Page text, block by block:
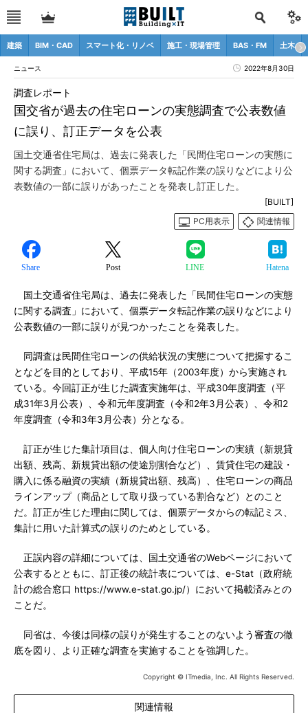
建築 BIM・CAD スマート化・リノベ 施工・現場管理 BAS・FM 土木
ニュース 2022年8月30日
国交省が過去の住宅ローンの実態調査で公表数値
に誤り、訂正データを公表
調査レポート
国土交通省住宅局は、過去に発表した「民間住宅ローンの実態に
関する調査」において、個票データ転記作業の誤りなどにより公
表数値の一部に誤りがあったことを発表し訂正した。
[BUILT]
PC用表示
関連情報
Share Post LINE Hatena
国土交通省住宅局は、過去に発表した「民間住宅ローンの実態
に関する調査」において、個票データ転記作業の誤りなどにより
公表数値の一部に誤りが見つかったことを発表した。
同調査は民間住宅ローンの供給状況の実態について把握するこ
となどを目的としており、平成15年（2003年度）から実施され
ている。今回訂正が生じた調査実施年は、平成30年度調査（平
成31年3月公表）、令和元年度調査（令和2年3月公表）、令和2
年度調査（令和3年3月公表）分となる。
訂正が生じた集計項目は、個人向け住宅ローンの実績（新規貸
出額、残高、新規貸出額の使途別割合など）、賃貸住宅の建設・
購入に係る融資の実績（新規貸出額、残高）、住宅ローンの商品
ラインアップ（商品として取り扱っている割合など）とのこと
だ。訂正が生じた理由に関しては、個票データからの転記ミス、
集計に用いた計算式の誤りのためとしている。
正誤内容の詳細については、国土交通省のWebページにおいて
公表するとともに、訂正後の統計表については、e-Stat（政府統
計の総合窓口 https://www.e-stat.go.jp/）において掲載済みとの
ことだ。
同省は、今後は同様の誤りが発生することのないよう審査の徹
底を図り、より正確な調査を実施することを強調した。
Copyright © ITmedia, Inc. All Rights Reserved.
関連情報